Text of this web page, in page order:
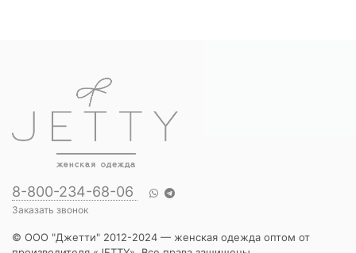
8-800-234-68-06
Заказать звонок
© ООО "Джетти" 2012-2024 — женская одежда оптом от